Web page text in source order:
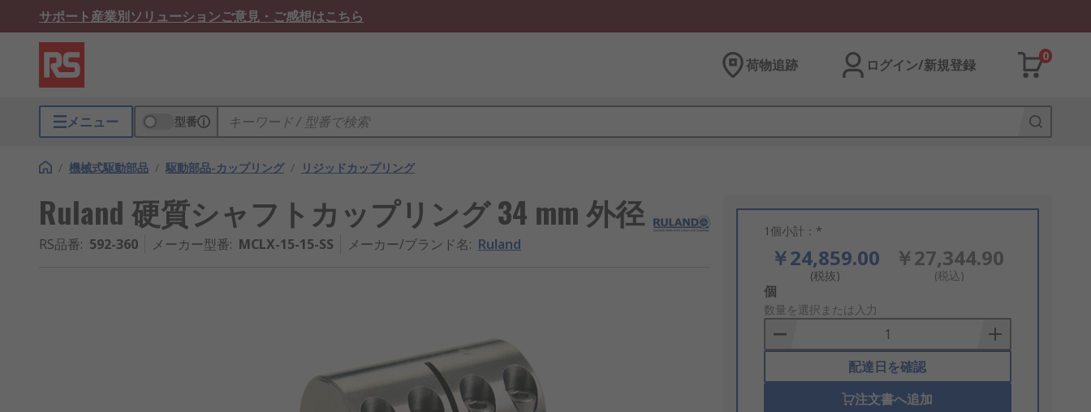
サポート産業別ソリューションご意見・ご感想はこちら
荷物追跡 ログイン/新規登録
0
メニュー 型番
/ 機械式駆動部品 / 駆動部品-カップリング / リジッドカップリング
Ruland 硬質シャフトカップリング 34 mm 外径
RS品番: 592-360 メーカー型番: MCLX-15-15-SS メーカー/ブランド名: Ruland
1個小計：*
￥24,859.00
(税抜)
￥27,344.90
(税込)
Add
to
Basket
個
数量を選択または入力
配達日を確認
注文書へ追加